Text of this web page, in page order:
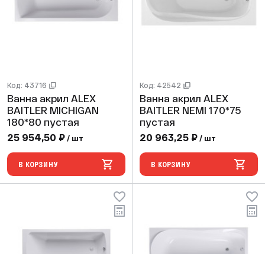
Код: 43716
Ванна акрил ALEX
BAITLER MICHIGAN
180*80 пустая
25 954,50 ₽ / шт
В КОРЗИНУ
Код: 42542
Ванна акрил ALEX
BAITLER NEMI 170*75
пустая
20 963,25 ₽ / шт
В КОРЗИНУ